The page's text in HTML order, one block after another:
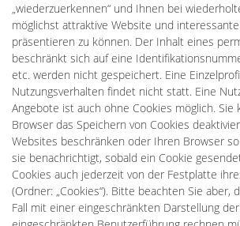
„wiederzuerkennen“ und Ihnen bei
möglichst attraktive Website und
präsentieren zu können. Der Inhalt eines
beschränkt sich auf eine
etc. werden nicht gespeichert. Eine
Nutzungsverhalten findet nicht statt. Eine
Angebote ist auch ohne Cookies möglich. Sie
Browser das Speichern von Cookies
Websites beschränken oder Ihren Browser
sie benachrichtigt, sobald ein Cookie
Cookies auch jederzeit von der Festplatte
(Ordner: „Cookies“). Bitte beachten Sie aber,
Fall mit einer eingeschränkten Darstellung